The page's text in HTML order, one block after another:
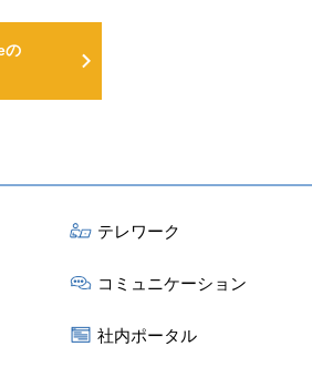
の
テレワーク
コミュニケーション
社内ポータル